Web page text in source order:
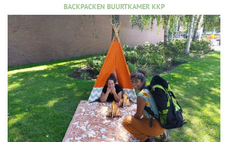
BACKPACKEN BUURTKAMER KKP